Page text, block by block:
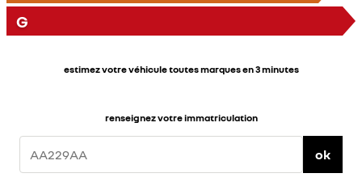
G
estimez votre véhicule toutes marques en 3 minutes
renseignez votre immatriculation
ok